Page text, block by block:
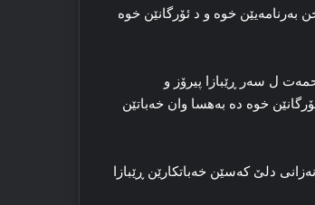
به‌رنامه‌یێن خوه‌ و د ئۆرگانێن خوه‌
ل سه‌ر ڕێبازا پیرۆز و
خوه‌ ده‌ به‌هسا وان خه‌باتێن
دلێ که‌سێن خه‌باتکارێن ڕێبازا